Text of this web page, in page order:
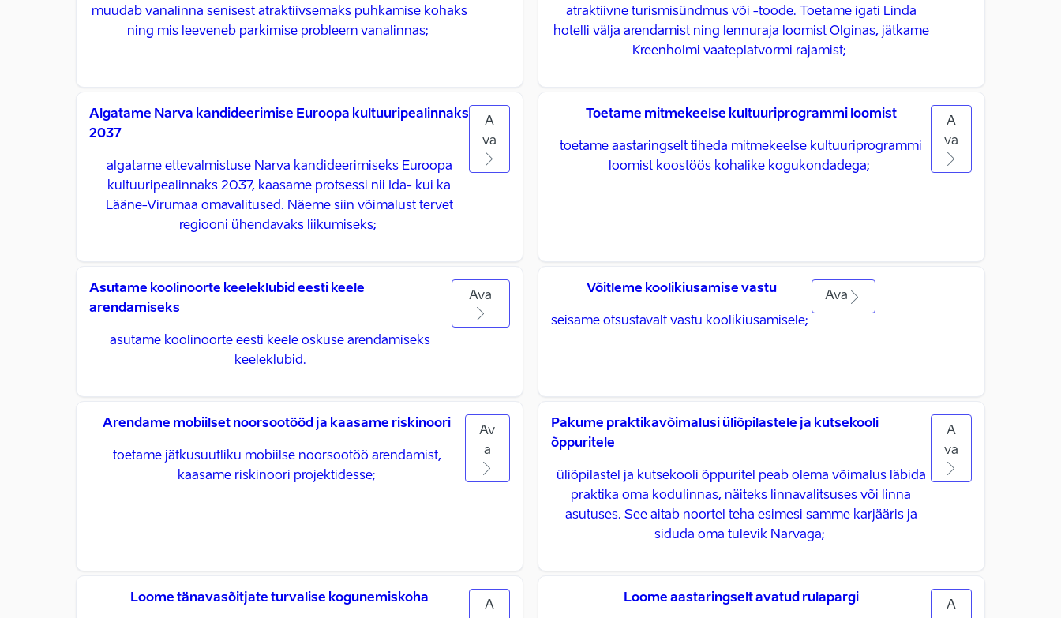
muudab vanalinna senisest atraktiivsemaks puhkamise kohaks
ning mis leeveneb parkimise probleem vanalinnas; ​
atraktiivne turismisündmus või -toode. Toetame igati Linda
hotelli välja arendamist ning lennuraja loomist Olginas, jätkame
Kreenholmi vaateplatvormi rajamist; ​
Algatame Narva kandideerimise Euroopa kultuuripealinnaks
2037
algatame ettevalmistuse Narva kandideerimiseks Euroopa
kultuuripealinnaks 2037, kaasame protsessi nii Ida- kui ka
Lääne-Virumaa omavalitused. Näeme siin võimalust tervet
regiooni ühendavaks liikumiseks; ​
A
va
Toetame mitmekeelse kultuuriprogrammi loomist
toetame aastaringselt tiheda mitmekeelse kultuuriprogrammi
loomist koostöös kohalike kogukondadega; ​
A
va
Asutame koolinoorte keeleklubid eesti keele
arendamiseks
asutame koolinoorte eesti keele oskuse arendamiseks
keeleklubid.
Ava
Võitleme koolikiusamise vastu
seisame otsustavalt vastu koolikiusamisele; ​
Ava
Arendame mobiilset noorsootööd ja kaasame riskinoori
toetame jätkusuutliku mobiilse noorsootöö arendamist,
kaasame riskinoori projektidesse;
Av
a
Pakume praktikavõimalusi üliõpilastele ja kutsekooli
õppuritele
üliõpilastel ja kutsekooli õppuritel peab olema võimalus läbida
praktika oma kodulinnas, näiteks linnavalitsuses või linna
asutuses. See aitab noortel teha esimesi samme karjääris ja
siduda oma tulevik Narvaga; ​
A
va
Loome tänavasõitjate turvalise kogunemiskoha
A
Loome aastaringselt avatud rulapargi
A